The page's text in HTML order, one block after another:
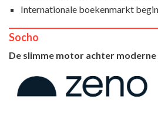
Internationale boekenmarkt
Socho
De slimme motor achter